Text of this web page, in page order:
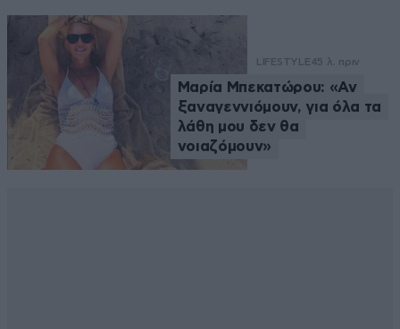
LIFESTYLE45 λ. πριν
Μαρία Μπεκατώρου: «Αν
ξαναγεννιόμουν, για όλα τα
λάθη μου δεν θα
νοιαζόμουν»